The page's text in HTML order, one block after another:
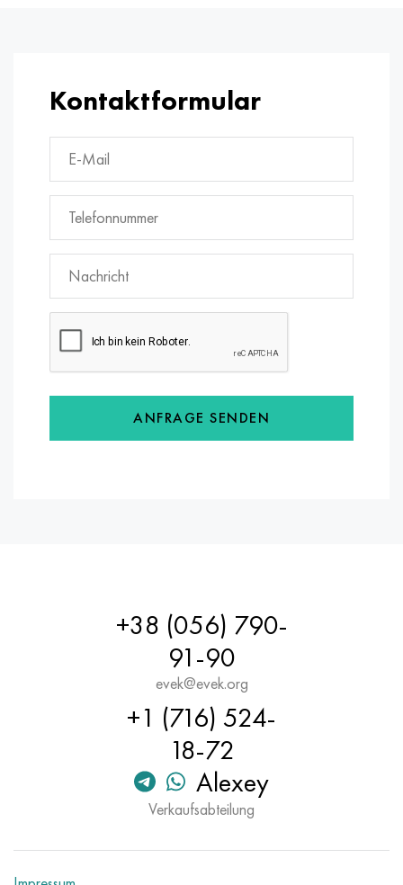
Kontaktformular
ANFRAGE SENDEN
+38 (056) 790-
91-90
evek@evek.org
+1 (716) 524-
18-72
Alexey
Verkaufsabteilung